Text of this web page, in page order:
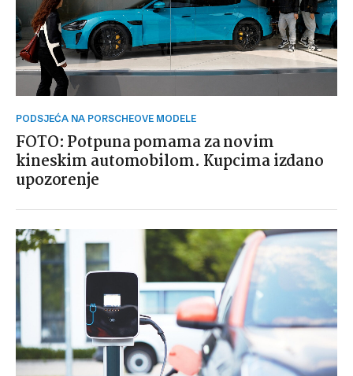
PODSJEĆA NA PORSCHEOVE MODELE
FOTO: Potpuna pomama za novim
kineskim automobilom. Kupcima izdano
upozorenje